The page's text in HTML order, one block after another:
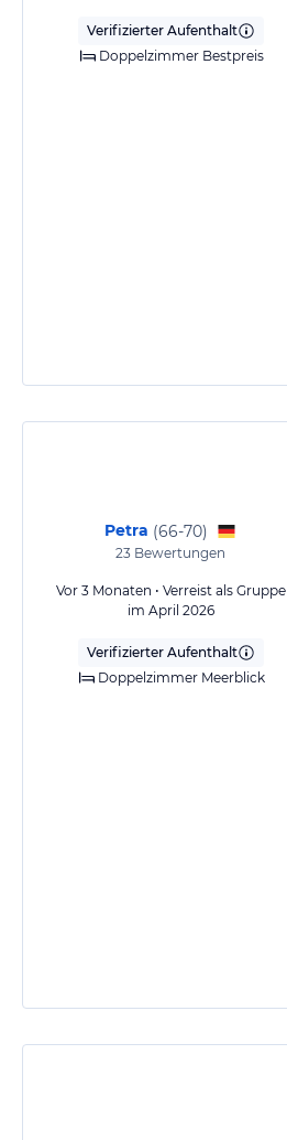
Verifizierter Aufenthalt
Doppelzimmer Bestpreis
Petra (66-70)
23 Bewertungen
Vor 3 Monaten • Verreist als Gruppe
im April 2026
Verifizierter Aufenthalt
Doppelzimmer Meerblick